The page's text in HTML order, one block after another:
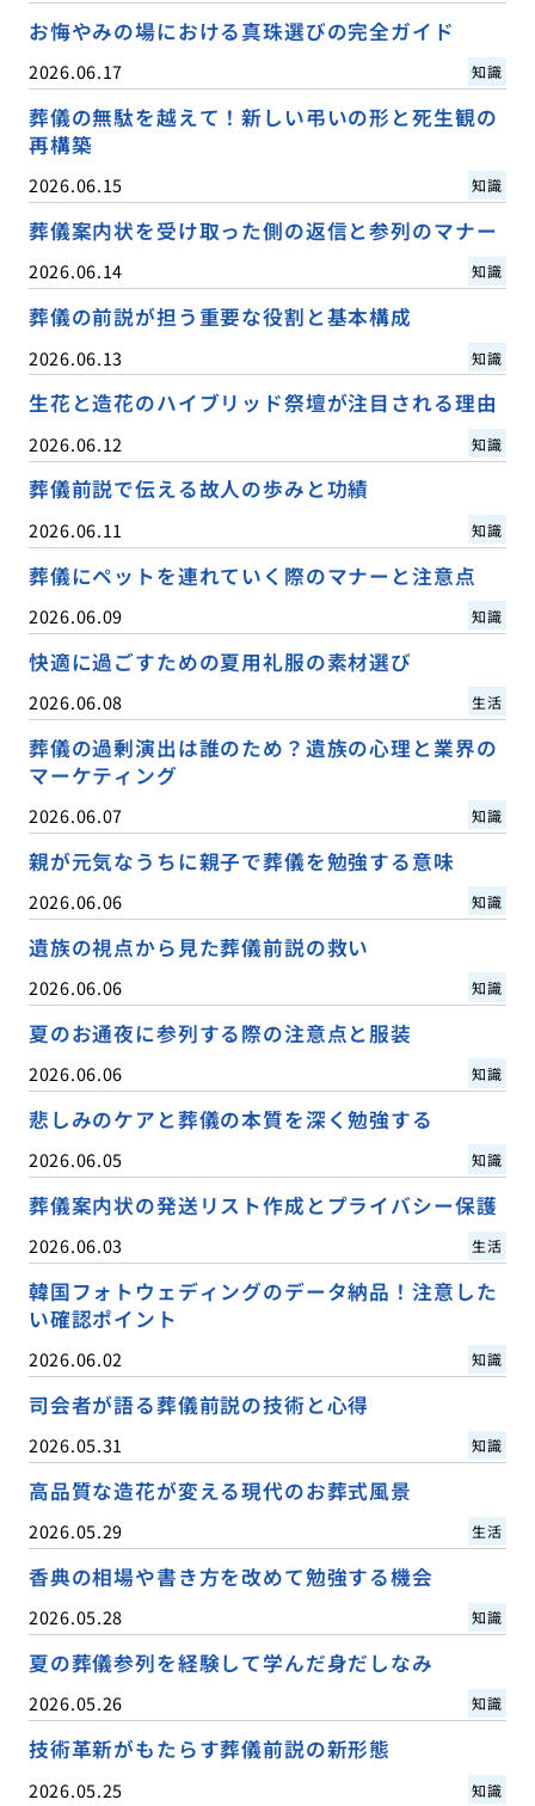
お悔やみの場における真珠選びの完全ガイド
2026.06.17 知識
葬儀の無駄を越えて！新しい弔いの形と死生観の
再構築
2026.06.15 知識
葬儀案内状を受け取った側の返信と参列のマナー
2026.06.14 知識
葬儀の前説が担う重要な役割と基本構成
2026.06.13 知識
生花と造花のハイブリッド祭壇が注目される理由
2026.06.12 知識
葬儀前説で伝える故人の歩みと功績
2026.06.11 知識
葬儀にペットを連れていく際のマナーと注意点
2026.06.09 知識
快適に過ごすための夏用礼服の素材選び
2026.06.08 生活
葬儀の過剰演出は誰のため？遺族の心理と業界の
マーケティング
2026.06.07 知識
親が元気なうちに親子で葬儀を勉強する意味
2026.06.06 知識
遺族の視点から見た葬儀前説の救い
2026.06.06 知識
夏のお通夜に参列する際の注意点と服装
2026.06.06 知識
悲しみのケアと葬儀の本質を深く勉強する
2026.06.05 知識
葬儀案内状の発送リスト作成とプライバシー保護
2026.06.03 生活
韓国フォトウェディングのデータ納品！注意した
い確認ポイント
2026.06.02 知識
司会者が語る葬儀前説の技術と心得
2026.05.31 知識
高品質な造花が変える現代のお葬式風景
2026.05.29 生活
香典の相場や書き方を改めて勉強する機会
2026.05.28 知識
夏の葬儀参列を経験して学んだ身だしなみ
2026.05.26 知識
技術革新がもたらす葬儀前説の新形態
2026.05.25 知識